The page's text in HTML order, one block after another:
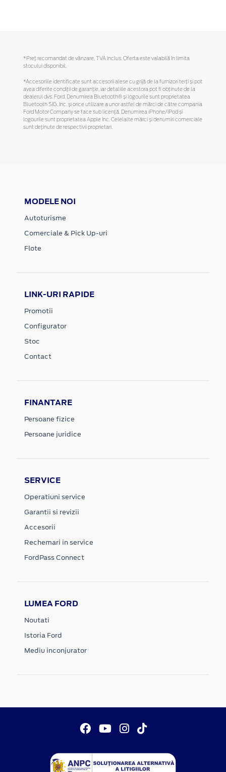
*Preţ recomandat de vânzare, TVA inclus. Oferta este valabilă în limita
stocului disponibil.
*Accesoriile identificate sunt accesorii alese cu grijă de la furnizori terți și pot
avea diferite condiții de garanție, iar detaliile acestora pot fi obținute de la
dealerul dvs. Ford. Denumirea Bluetooth® și logourile sunt proprietatea
Bluetooth SIG, Inc. și orice utilizare a unor astfel de mărci de către compania
Ford Motor Company se face sub licență. Denumirea iPhone/iPod și
logourile sunt proprietatea Apple Inc. Celelalte mărci și denumiri comerciale
sunt deținute de respectivii proprietari.
MODELE NOI
Autoturisme
Comerciale & Pick Up-uri
Flote
LINK-URI RAPIDE
Promotii
Configurator
Stoc
Contact
FINANTARE
Persoane fizice
Persoane juridice
SERVICE
Operatiuni service
Garantii si revizii
Accesorii
Rechemari in service
FordPass Connect
LUMEA FORD
Noutati
Istoria Ford
Mediu inconjurator